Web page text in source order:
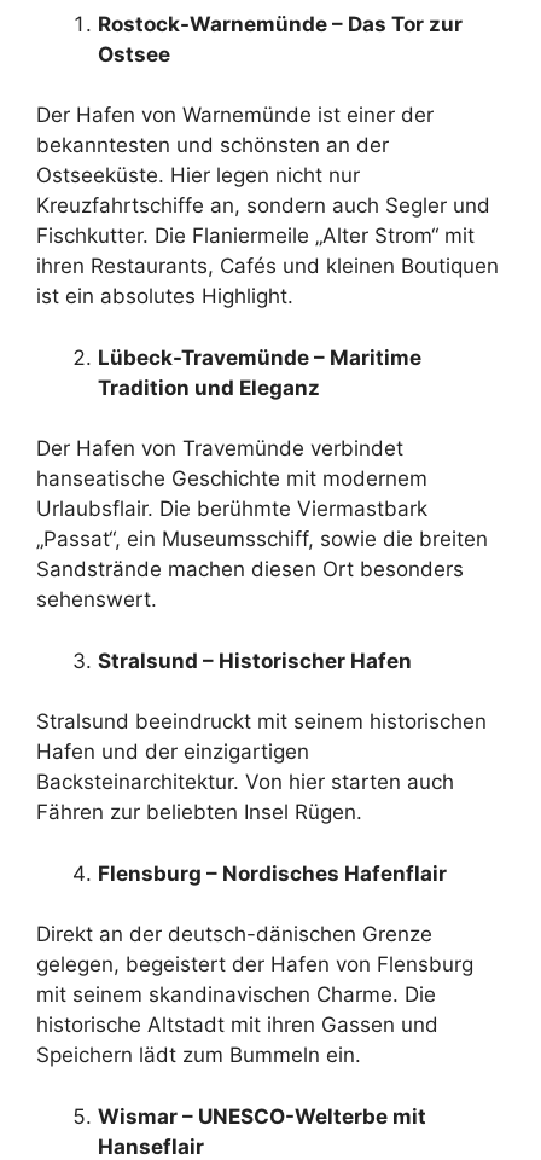
Rostock-Warnemünde – Das Tor zur
Ostsee
Der Hafen von Warnemünde ist einer der
bekanntesten und schönsten an der
Ostseeküste. Hier legen nicht nur
Kreuzfahrtschiffe an, sondern auch Segler und
Fischkutter. Die Flaniermeile „Alter Strom“ mit
ihren Restaurants, Cafés und kleinen Boutiquen
ist ein absolutes Highlight.
Lübeck-Travemünde – Maritime
Tradition und Eleganz
Der Hafen von Travemünde verbindet
hanseatische Geschichte mit modernem
Urlaubsflair. Die berühmte Viermastbark
„Passat“, ein Museumsschiff, sowie die breiten
Sandstrände machen diesen Ort besonders
sehenswert.
Stralsund – Historischer Hafen
Stralsund beeindruckt mit seinem historischen
Hafen und der einzigartigen
Backsteinarchitektur. Von hier starten auch
Fähren zur beliebten Insel Rügen.
Flensburg – Nordisches Hafenflair
Direkt an der deutsch-dänischen Grenze
gelegen, begeistert der Hafen von Flensburg
mit seinem skandinavischen Charme. Die
historische Altstadt mit ihren Gassen und
Speichern lädt zum Bummeln ein.
Wismar – UNESCO-Welterbe mit
Hanseflair